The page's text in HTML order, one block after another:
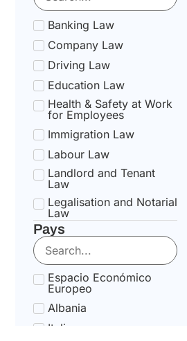
Banking Law
Company Law
Driving Law
Education Law
Health & Safety at Work
for Employees
Immigration Law
Labour Law
Landlord and Tenant
Law
Legalisation and Notarial
Law
National Health Service
State pension Law
Tax Law
Uncategorized
Tax Code Individuals
Pays
Espacio Económico
Europeo
Albania
Italia